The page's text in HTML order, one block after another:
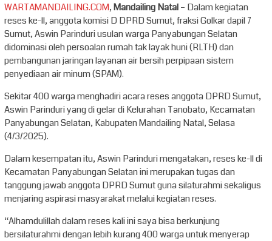
WARTAMANDAILING.COM,Mandailing Natal– Dalam kegiatan
reses ke-ll, anggota komisi D DPRD Sumut, fraksi Golkar dapil 7
Sumut, Aswin Parinduri usulan warga Panyabungan Selatan
didominasi oleh persoalan rumah tak layak huni (RLTH) dan
pembangunan jaringan layanan air bersih perpipaan sistem
penyediaan air minum (SPAM).
Sekitar 400 warga menghadiri acara reses anggota DPRD Sumut,
Aswin Parinduri yang di gelar di Kelurahan Tanobato, Kecamatan
Panyabungan Selatan, Kabupaten Mandailing Natal, Selasa
(4/3/2025).
Dalam kesempatan itu, Aswin Parinduri mengatakan, reses ke-ll di
Kecamatan Panyabungan Selatan ini merupakan tugas dan
tanggung jawab anggota DPRD Sumut guna silaturahmi sekaligus
menjaring aspirasi masyarakat melalui kegiatan reses.
“Alhamdulillah dalam reses kali ini saya bisa berkunjung
bersilaturahmi dengan lebih kurang 400 warga untuk menyerap